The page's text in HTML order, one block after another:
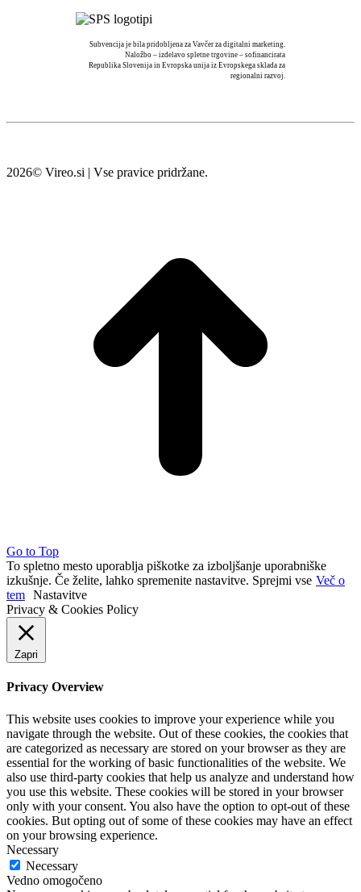
Subvencija je bila pridobljena za Vavčer za digitalni marketing.
Naložbo – izdelavo spletne trgovine – sofinancirata
Republika Slovenija in Evropska unija iz Evropskega sklada za
regionalni razvoj.
2026© Vireo.si | Vse pravice pridržane.
Go to Top
To spletno mesto uporablja piškotke za izboljšanje uporabniške
izkušnje. Če želite, lahko spremenite nastavitve. Sprejmi vse Več o
tem Nastavitve
Privacy & Cookies Policy
Zapri
Privacy Overview
This website uses cookies to improve your experience while you
navigate through the website. Out of these cookies, the cookies that
are categorized as necessary are stored on your browser as they are
essential for the working of basic functionalities of the website. We
also use third-party cookies that help us analyze and understand how
you use this website. These cookies will be stored in your browser
only with your consent. You also have the option to opt-out of these
cookies. But opting out of some of these cookies may have an effect
on your browsing experience.
Necessary
Necessary
Vedno omogočeno